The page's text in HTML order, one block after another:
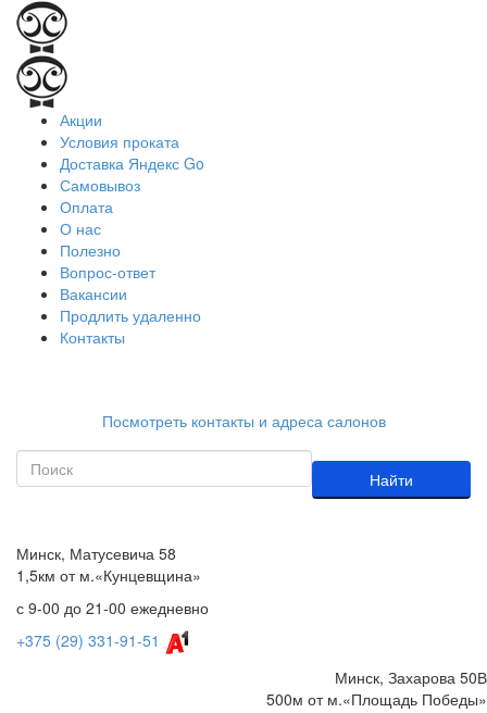
Акции
Условия проката
Доставка Яндекс Go
Самовывоз
Оплата
О нас
Полезно
Вопрос-ответ
Вакансии
Продлить удаленно
Контакты
Посмотреть контакты и адреса салонов
Найти
Минск, Матусевича 58
1,5км от м.«Кунцевщина»
с 9-00 до 21-00 ежедневно
+375 (29) 331-91-51
Минск, Захарова 50В
500м от м.«Площадь Победы»